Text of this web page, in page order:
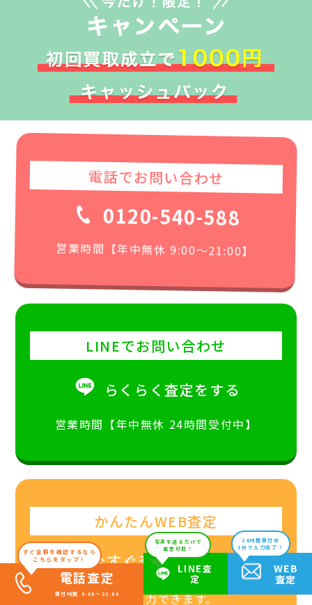
電話でお問い合わせ
0120-540-588
営業時間【年中無休 9:00〜21:00】
LINEでお問い合わせ
らくらく査定をする
営業時間【年中無休 24時間受付中】
かんたんWEB査定
今すぐ査定額を調べる
60秒で入力できます。
すぐ金額を確認するなら
こちらをタップ！
電話査定
受付時間 9:00～21:00
写真を送るだけで
査定可能！
LINE査
定
24時間受付中
1分で入力完了！
WEB
査定